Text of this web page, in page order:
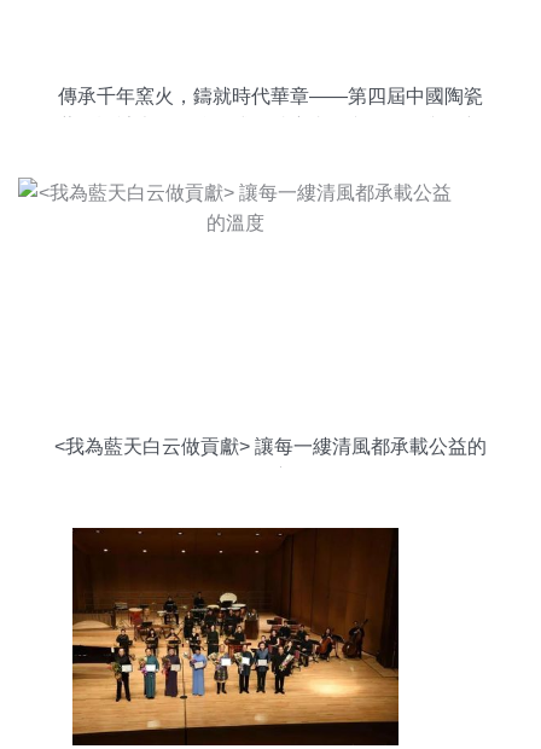
傳承千年窯火，鑄就時代華章——第四屆中國陶瓷
<我為藍天白云做貢獻> 讓每一縷清風都承載公益的